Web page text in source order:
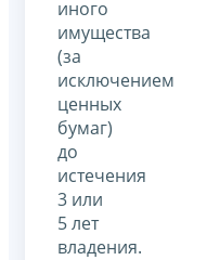
иного
имущества
(за
исключением
ценных
бумаг)
до
истечения
3 или
5 лет
владения.